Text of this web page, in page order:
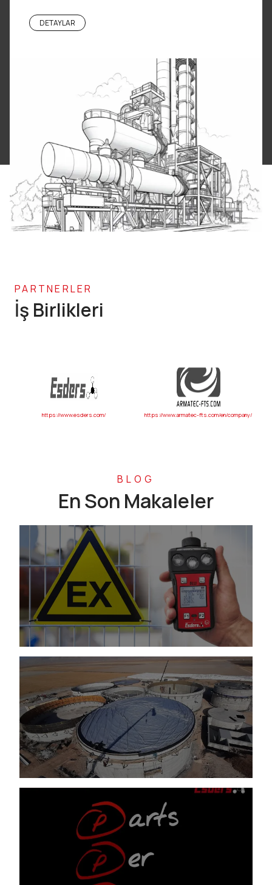
DETAYLAR
PARTNERLER
İş Birlikleri
https://www.armatec-fts.com/en/company/ https://www.allredgd.com/index.html
BLOG
En Son Makaleler